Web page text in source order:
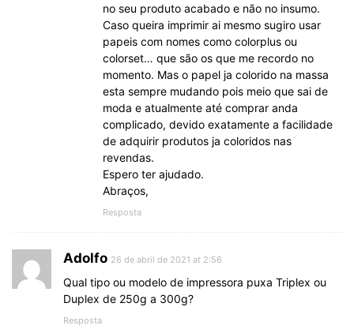
no seu produto acabado e não no insumo.
Caso queira imprimir ai mesmo sugiro usar
papeis com nomes como colorplus ou
colorset… que são os que me recordo no
momento. Mas o papel ja colorido na massa
esta sempre mudando pois meio que sai de
moda e atualmente até comprar anda
complicado, devido exatamente a facilidade
de adquirir produtos ja coloridos nas
revendas.
Espero ter ajudado.
Abraços,
Resposta
Adolfo 26 de abril de 2021 at 2:56
Qual tipo ou modelo de impressora puxa Triplex ou
Duplex de 250g a 300g?
Resposta